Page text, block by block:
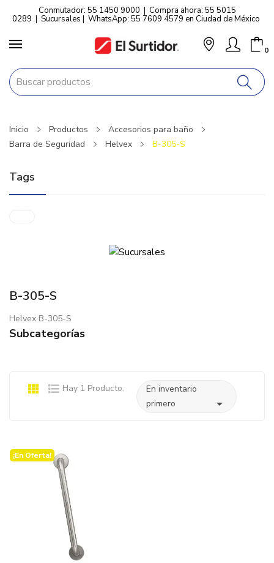
Conmutador: 55 1450 9000 | Compra ahora: 55 5015
0289 | Sucursales | WhatsApp: 55 7609 4579 en Ciudad de México
0
Inicio Productos
Accesorios para baño
Barra de Seguridad
Helvex B-305-S
Tags
B-305-S
Helvex B-305-S
Subcategorías
Hay 1 Producto.
En inventario
primero

¡En Oferta!